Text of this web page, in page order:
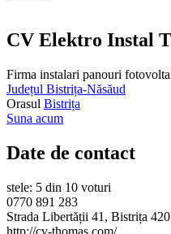
CV Elektro Instal
Firma instalari panouri
Județul Bistrița-Năsăud
Orasul Bistrița
Suna acum
Date de contact
stele: 5 din 10 voturi
0770 891 283
Strada Libertății 41, Bistrița
http://cv-thomas.com/